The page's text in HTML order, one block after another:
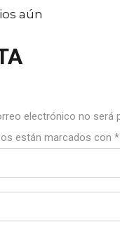
aún
electrónico no será
están marcados con *